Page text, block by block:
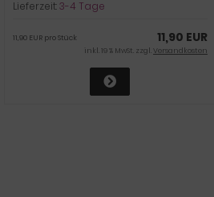
Lieferzeit:3-4 Tage
11,90 EUR
11,90 EUR pro Stück
inkl. 19 % MwSt. zzgl.Versandkosten